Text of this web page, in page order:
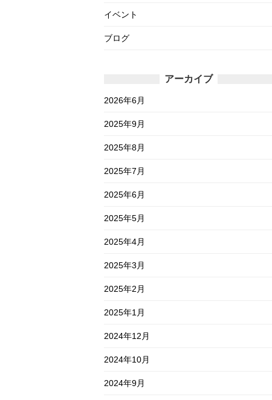
イベント
ブログ
アーカイブ
2026年6月
2025年9月
2025年8月
2025年7月
2025年6月
2025年5月
2025年4月
2025年3月
2025年2月
2025年1月
2024年12月
2024年10月
2024年9月